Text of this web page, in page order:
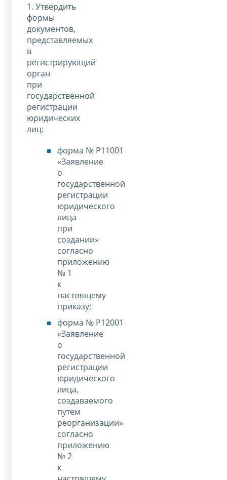
1. Утвердить
формы
документов,
представляемых
в
регистрирующий
орган
при
государственной
регистрации
юридических
лиц:
форма № Р11001
«Заявление
о
государственной
регистрации
юридического
лица
при
создании»
согласно
приложению
№ 1
к
настоящему
приказу;
форма № Р12001
«Заявление
о
государственной
регистрации
юридического
лица,
создаваемого
путем
реорганизации»
согласно
приложению
№ 2
к